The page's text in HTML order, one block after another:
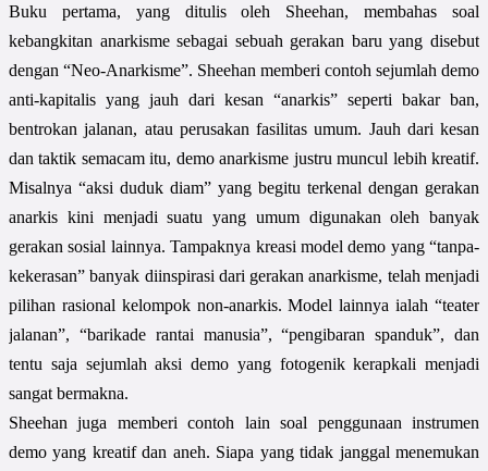
Buku pertama, yang ditulis oleh Sheehan, membahas soal
kebangkitan anarkisme sebagai sebuah gerakan baru yang disebut
dengan “Neo-Anarkisme”. Sheehan memberi contoh sejumlah demo
anti-kapitalis yang jauh dari kesan “anarkis” seperti bakar ban,
bentrokan jalanan, atau perusakan fasilitas umum. Jauh dari kesan
dan taktik semacam itu, demo anarkisme justru muncul lebih kreatif.
Misalnya “aksi duduk diam” yang begitu terkenal dengan gerakan
anarkis kini menjadi suatu yang umum digunakan oleh banyak
gerakan sosial lainnya. Tampaknya kreasi model demo yang “tanpa-
kekerasan” banyak diinspirasi dari gerakan anarkisme, telah menjadi
pilihan rasional kelompok non-anarkis. Model lainnya ialah “teater
jalanan”, “barikade rantai manusia”, “pengibaran spanduk”, dan
tentu saja sejumlah aksi demo yang fotogenik kerapkali menjadi
sangat bermakna.
Sheehan juga memberi contoh lain soal penggunaan instrumen
demo yang kreatif dan aneh. Siapa yang tidak janggal menemukan